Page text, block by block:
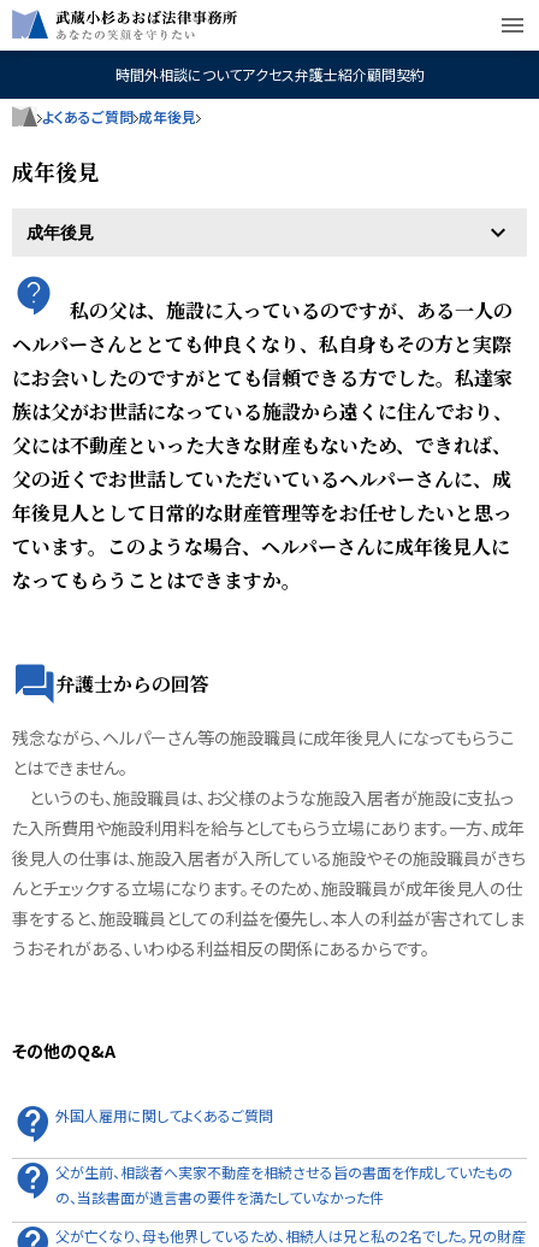
menu
時間外相談についてアクセス弁護士紹介顧問契約
よくあるご質問 成年後見
成年後見
私の父は、施設に入っているのですが、ある一人の
ヘルパーさんととても仲良くなり、私自身もその方と実際
にお会いしたのですがとても信頼できる方でした。私達家
族は父がお世話になっている施設から遠くに住んでおり、
父には不動産といった大きな財産もないため、できれば、
父の近くでお世話していただいているヘルパーさんに、成
年後見人として日常的な財産管理等をお任せしたいと思っ
ています。このような場合、ヘルパーさんに成年後見人に
なってもらうことはできますか。
弁護士からの回答
残念ながら、ヘルパーさん等の施設職員に成年後見人になってもらうこ
とはできません。
というのも、施設職員は、お父様のような施設入居者が施設に支払っ
た入所費用や施設利用料を給与としてもらう立場にあります。一方、成年
後見人の仕事は、施設入居者が入所している施設やその施設職員がきち
んとチェックする立場になります。そのため、施設職員が成年後見人の仕
事をすると、施設職員としての利益を優先し、本人の利益が害されてしま
うおそれがある、いわゆる利益相反の関係にあるからです。
その他のQ&A
外国人雇用に関してよくあるご質問
父が生前、相談者へ実家不動産を相続させる旨の書面を作成していたもの
の、当該書面が遺言書の要件を満たしていなかった件
父が亡くなり、母も他界しているため、相続人は兄と私の2名でした。兄の財産